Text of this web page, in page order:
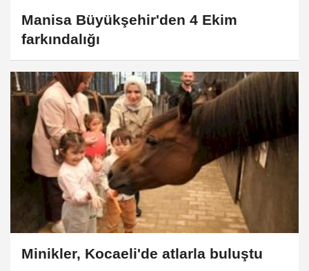
Manisa Büyükşehir'den 4 Ekim
farkındalığı
Minikler, Kocaeli'de atlarla buluştu